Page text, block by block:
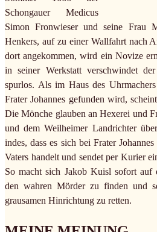
Schongauer Medicus
Simon Fronwieser und seine Frau
Henkers, auf zu einer Wallfahrt nach
dort angekommen, wird ein Novize
in seiner Werkstatt verschwindet
spurlos. Als im Haus des
Frater Johannes gefunden wird,
Die Mönche glauben an Hexerei und
und dem Weilheimer Landrichter
indes, dass es sich bei Frater
Vaters handelt und sendet per Kurier
So macht sich Jakob Kuisl sofort auf
den wahren Mörder zu finden und
grausamen Hinrichtung zu retten.